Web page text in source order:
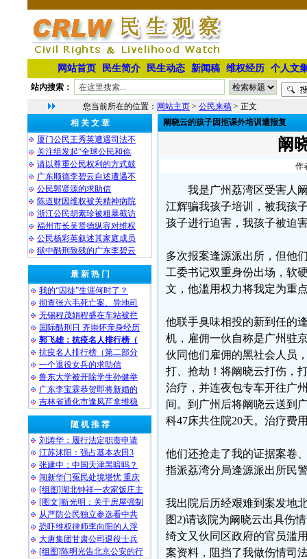
网站首页 民生简介 民生动态 新闻稿 维权经历 个人文
站内搜索：
您当前所在的位置： 网站主页 > 公民来稿 > 正文
相 关 文 章
厦门公民王秀英遭遇司法不
关注组发起“全球公民和你
请以尊重公民权利的方式鼓
广东顺德李碧云自述遭遇不
公民郭贤源的求助信
陈道财因维权被关精神病院
浙江公民胡素珍被粗暴截访
福州市长吴贤德纵容对维权
公民杨彩英叙述其家庭成员
狱中酷刑致残的广东李碧云
最 新 热 门
我的“囚徒”生涯何时了？
彻查张六毛死亡案、异地司
无锡程茂娟程盛在车站被拦
国际酷刑日 齐崇怀亲身经历
郭飞雄：抗疫名人排行榜（
抗疫名人排行榜（第二部分
一个退役女兵的求助信
鲁东大学被开除学生孙健举
广东李宝霖恭贺即将新婚的
吉林省通化市逢凤芹拿维稳
随 机 推 荐
刘涛华：履行法定职责申请
江苏沭阳：强占基本农田3
张建中：中国天津黑暗吗？
闯新华门冤民处境堪忧 重庆
[组图]湖北钟祥一农家饭庄主
[图文]靳光明：关于房屋强制
从严防公民独立参选看中共
恐吓维权律师李向阳的人浮
大唐集团甘肃公司退役士兵
[组图]陈明光告北京公安的行
阚晓云的孩子因拒课外培训遭报复
阚
作
我是广州荔湾区受害人
江辉骗我孩子培训，被我孩
孩子进行迫害，我孩子被迫
多次报案逢源派出所，但他
工委书记双重身份出场，软
文，他滥用权力将我定为重
他联手臭味相投的新到任的
机，雇佣一伙自称是广州驻
伙同他们雇佣的黑社会人员
打、抢劫！将阚晓云打伤，
治疗，并连夜包专车开往广
间。到广州后将阚哓云送到
科47床共住院20天。治疗费
他们还抢走了我的证据案卷
指派荔湾分局逢源派出所民
我出院后历经艰难到案发地
图2)请该院为阚晓云出具伤
绮文又伙同区政府的官员滥
案资料，阻挡了我做伤情司